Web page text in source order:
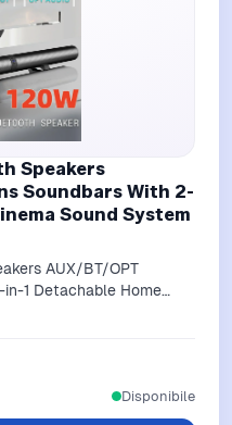
Speakers
Soundbars With 2-
Sound System
AUX/BT/OPT
1 Detachable Home
Disponibile